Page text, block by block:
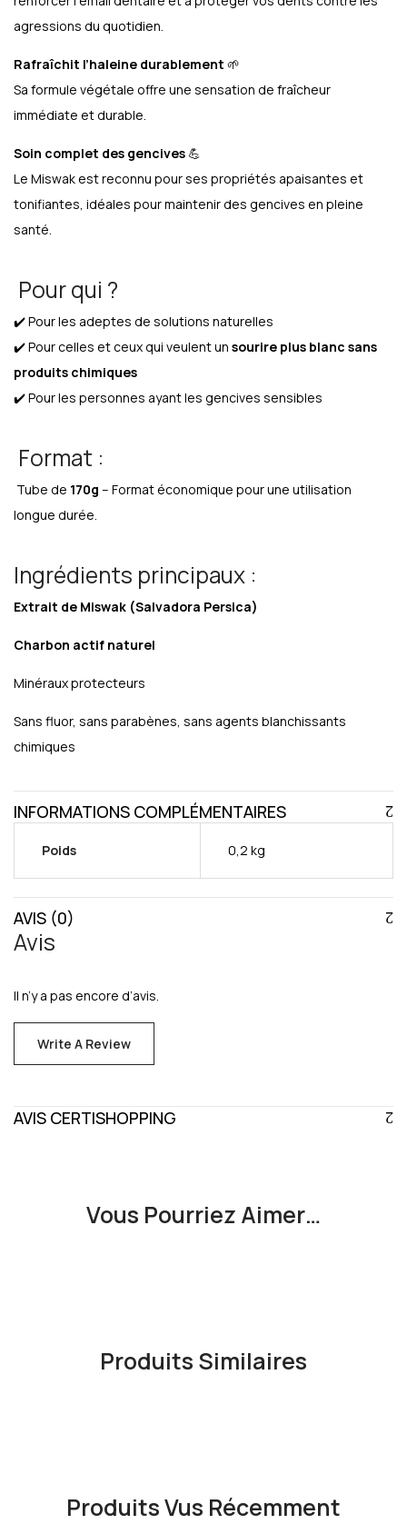
agressions du quotidien.
Rafraîchit l’haleine durablement 🌱
Sa formule végétale offre une sensation de fraîcheur
immédiate et durable.
Soin complet des gencives💪
Le Miswak est reconnu pour ses propriétés apaisantes et
tonifiantes, idéales pour maintenir des gencives en pleine
santé.
Pour qui ?
✔️ Pour les adeptes de solutions naturelles
✔️ Pour celles et ceux qui veulent un sourire plus blanc sans
produits chimiques
✔️ Pour les personnes ayant les gencives sensibles
Format :
Tube de 170g – Format économique pour une utilisation
longue durée.
Ingrédients principaux :
Extrait de Miswak (Salvadora Persica)
Charbon actif naturel
Minéraux protecteurs
Sans fluor, sans parabènes, sans agents blanchissants
chimiques
INFORMATIONS COMPLÉMENTAIRES
Poids 0,2 kg
AVIS (0)
Avis
Il n’y a pas encore d’avis.
Write A Review
AVIS CERTISHOPPING
Vous Pourriez Aimer…
Produits Similaires
Produits Vus Récemment